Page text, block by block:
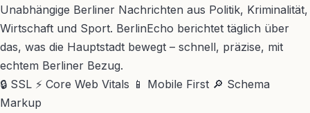
Unabhängige Berliner Nachrichten aus Politik, Kriminalität,
Wirtschaft und Sport. BerlinEcho berichtet täglich über
das, was die Hauptstadt bewegt – schnell, präzise, mit
echtem Berliner Bezug.
🔒 SSL ⚡ Core Web Vitals 📱 Mobile First 🔎 Schema
Markup